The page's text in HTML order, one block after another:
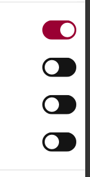
till flera meter
när som
möjligt